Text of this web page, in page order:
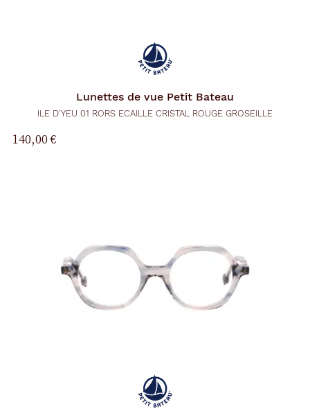
Lunettes de vue Petit Bateau
ILE D'YEU 01 RORS ECAILLE CRISTAL ROUGE GROSEILLE
140,00 €